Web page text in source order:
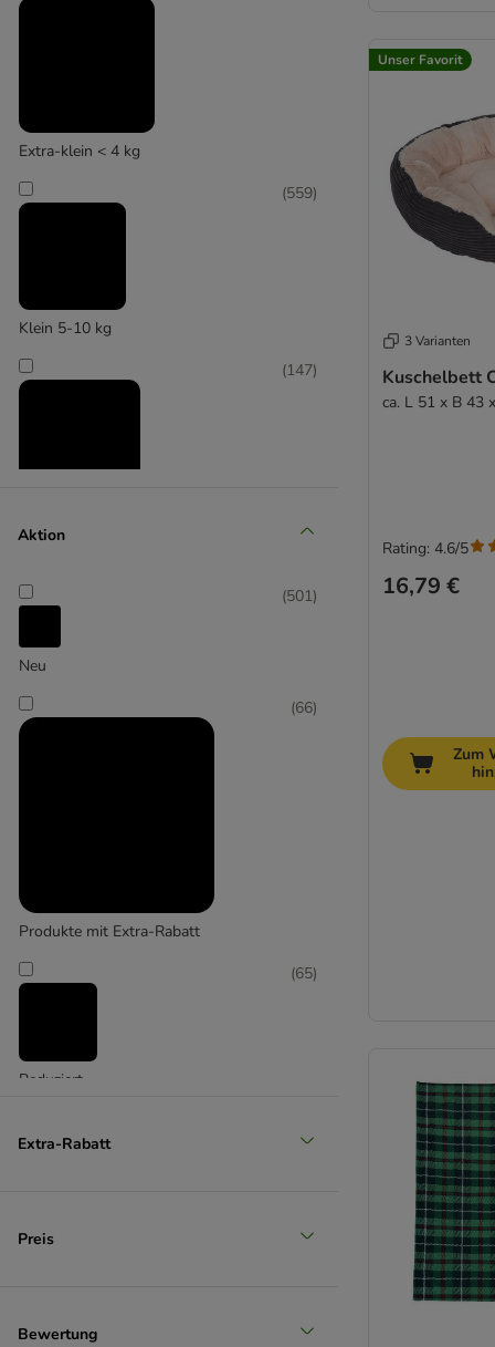
Extra-klein < 4 kg
Klein 5-10 kg
(559)
(147)
Groß 26-45 kg
Extra-groß > 45 kg
Aktion
Neu
(501)
Produkte mit Extra-Rabatt
(66)
Reduziert
(65)
Extra-Rabatt
Preis
Bewertung
Unser Favorit
3 Varianten
Kuschelbett
ca. L 51 x B 43
16,79 €
Rating: 4.6/5
Zum